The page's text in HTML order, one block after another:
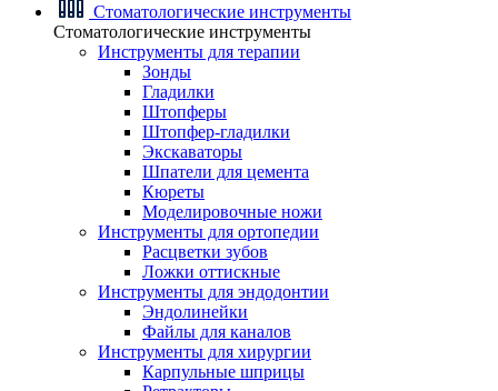
Стоматологические инструменты
Стоматологические инструменты
Инструменты для терапии
Зонды
Гладилки
Штопферы
Штопфер-гладилки
Экскаваторы
Шпатели для цемента
Кюреты
Моделировочные ножи
Инструменты для ортопедии
Расцветки зубов
Ложки оттискные
Инструменты для эндодонтии
Эндолинейки
Файлы для каналов
Инструменты для хирургии
Карпульные шприцы